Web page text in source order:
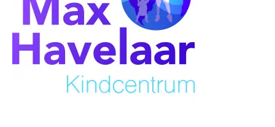
winstoogmerk,
voor de wereld van
morgen.
Samenwerkingen
Organisatie
Jaarverslag
één gedeelde visie.